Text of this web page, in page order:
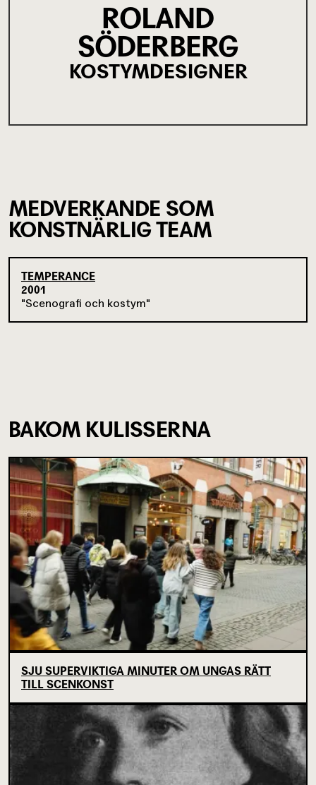
ROLAND
SÖDERBERG
KOSTYMDESIGNER
MEDVERKANDE SOM
KONSTNÄRLIG TEAM
TEMPERANCE
2001
Scenografi och kostym
BAKOM KULISSERNA
SJU SUPERVIKTIGA MINUTER OM UNGAS RÄTT
TILL SCENKONST